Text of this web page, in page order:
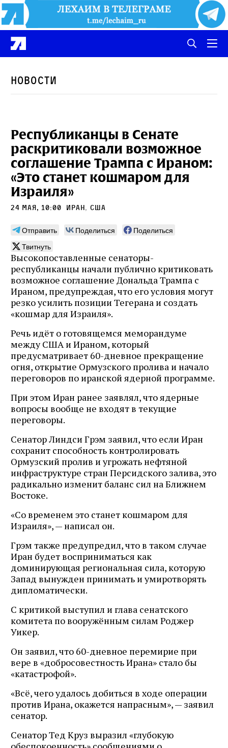
Новости
Республиканцы в Сенате
раскритиковали возможное
соглашение Трампа с Ираном:
«Это станет кошмаром для
Израиля»
24 мая, 10:00 Иран,сша
Отправить Поделиться
Поделиться
Твитнуть
Высокопоставленные сенаторы-
республиканцы начали публично критиковать
возможное соглашение Дональда Трампа с
Ираном, предупреждая, что его условия могут
резко усилить позиции Тегерана и создать
«кошмар для Израиля».
Речь идёт о готовящемся меморандуме
между США и Ираном, который
предусматривает 60-дневное прекращение
огня, открытие Ормузского пролива и начало
переговоров по иранской ядерной программе.
При этом Иран ранее заявлял, что ядерные
вопросы вообще не входят в текущие
переговоры.
Сенатор Линдси Грэм заявил, что если Иран
сохранит способность контролировать
Ормузский пролив и угрожать нефтяной
инфраструктуре стран Персидского залива, это
радикально изменит баланс сил на Ближнем
Востоке.
«Со временем это станет кошмаром для
Израиля», — написал он.
Грэм также предупредил, что в таком случае
Иран будет восприниматься как
доминирующая региональная сила, которую
Запад вынужден принимать и умиротворять
дипломатически.
С критикой выступил и глава сенатского
комитета по вооружённым силам Роджер
Уикер.
Он заявил, что 60-дневное перемирие при
вере в «добросовестность Ирана» стало бы
«катастрофой».
«Всё, чего удалось добиться в ходе операции
против Ирана, окажется напрасным», — заявил
сенатор.
Сенатор Тед Круз выразил «глубокую